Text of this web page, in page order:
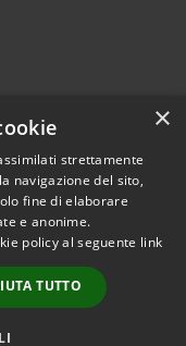
© 2026 • Comune di
•
Accesso
redazione
×
strettamente
navigazione del sito,
fine di elaborare
e anonime.
policy al seguente link
TUTTO